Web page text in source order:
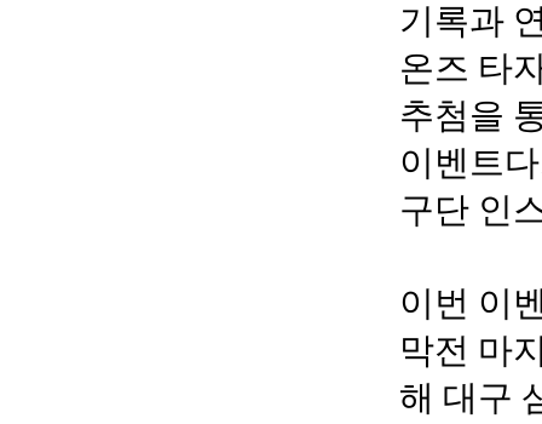
기록과
온즈 타
추첨을
이벤트
구단 인
이번 이
막전 마
해 대구